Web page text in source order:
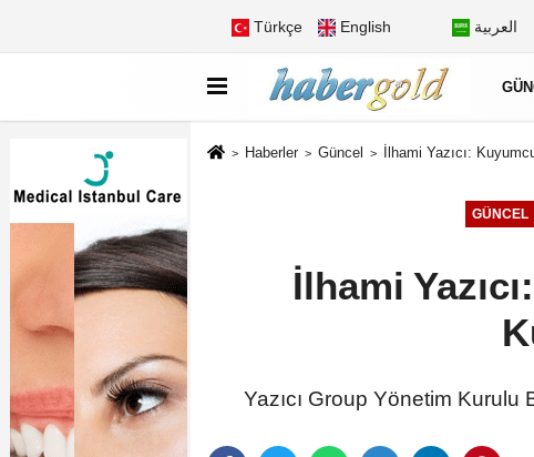
Türkçe English العربية
Haberler Güncel İlhami Yazıcı:
GÜNCEL
İlhami
Yazıcı Group Yönetim Kurulu